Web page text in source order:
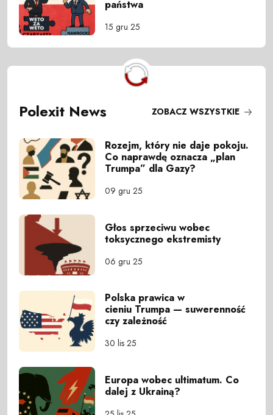
państwa
15 gru 25
Polexit News ZOBACZ WSZYSTKIE
Rozejm, który nie daje pokoju.
Co naprawdę oznacza „plan
Trumpa” dla Gazy?
09 gru 25
Głos sprzeciwu wobec
toksycznego ekstremisty
06 gru 25
Polska prawica w
cieniu Trumpa — suwerenność
czy zależność
30 lis 25
Europa wobec ultimatum. Co
dalej z Ukrainą?